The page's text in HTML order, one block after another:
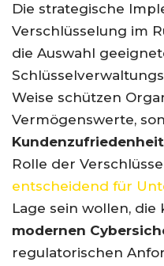
Die strategische
Verschlüsselung im
die Auswahl
Weise schützen
Vermögenswerte,
Kundenzufriedenheit
Rolle der
entscheidend für
Lage sein wollen,
modernen
regulatorischen